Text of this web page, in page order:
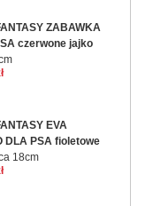
ZABAWKA
czerwone jajko
EVA
DLA PSA fioletowe
18cm